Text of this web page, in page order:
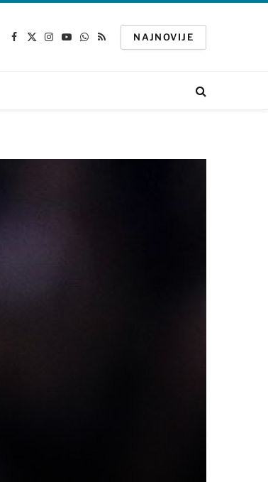
Facebook
X
Instagram
YouTube
WhatsApp
RSS
NAJNOVIJE